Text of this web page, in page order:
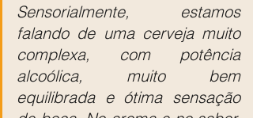
Sensorialmente, estamos
falando de uma cerveja muito
complexa, com potência
alcoólica, muito bem
equilibrada e ótima sensação